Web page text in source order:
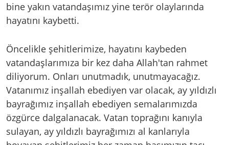
bine yakın vatandaşımız yine terör olaylarında
hayatını kaybetti.
Öncelikle şehitlerimize, hayatını kaybeden
vatandaşlarımıza bir kez daha Allah'tan rahmet
diliyorum. Onları unutmadık, unutmayacağız.
Vatanımız inşallah ebediyen var olacak, ay yıldızlı
bayrağımız inşallah ebediyen semalarımızda
özgürce dalgalanacak. Vatan toprağını kanıyla
sulayan, ay yıldızlı bayrağımızı al kanlarıyla